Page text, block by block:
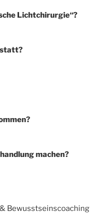
Lichtchirurgie“?
statt?
machen?
Bewusstseinscoaching